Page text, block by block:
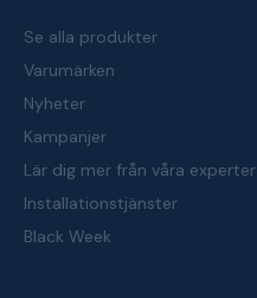
Se alla produkter
Varumärken
Nyheter
Kampanjer
Lär dig mer från våra experter
Installationstjänster
Black Week